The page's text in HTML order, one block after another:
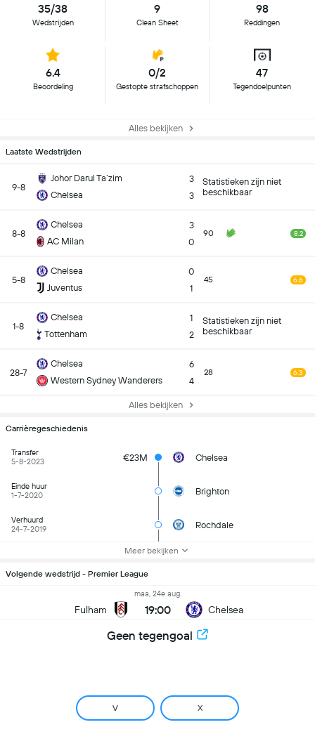
35/38
Wedstrijden
9
Clean Sheet
98
Reddingen
6.4
Beoordeling
0/2
Gestopte strafschoppen
47
Tegendoelpunten
Alles bekijken
Volgende wedstrijd - Premier League
Fulham
maa, 24e aug.
19:00 Chelsea
Geen tegengoal
V X
Laatste Wedstrijden
9-8
Johor Darul Ta’zim
Chelsea
3
3
Statistieken zijn niet
beschikbaar
8-8
Chelsea
AC Milan
3
0
90 8.2
5-8
Chelsea
Juventus
0
1
45 6.6
1-8
Chelsea
Tottenham
1
2
Statistieken zijn niet
beschikbaar
28-7
Chelsea
Western Sydney Wanderers
6
4
28 6.3
Alles bekijken
Carrièregeschiedenis
Transfer
5-8-2023
€23M Chelsea
Einde huur
1-7-2020
Brighton
Verhuurd
24-7-2019
Rochdale
Meer bekijken